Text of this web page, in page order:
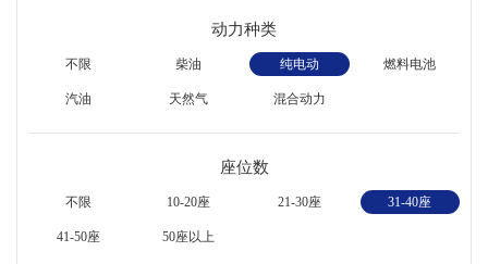
动力种类
不限 柴油 纯电动 燃料电池
汽油 天然气 混合动力
座位数
不限 10-20座 21-30座 31-40座
41-50座 50座以上